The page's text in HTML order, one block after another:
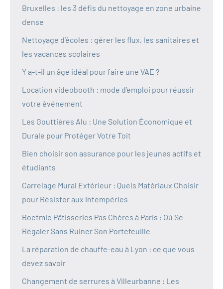
Bruxelles : les 3 défis du nettoyage en zone urbaine
dense
Nettoyage d’écoles : gérer les flux, les sanitaires et
les vacances scolaires
Y a-t-il un âge idéal pour faire une VAE ?
Location videobooth : mode d’emploi pour réussir
votre événement
Les Gouttières Alu : Une Solution Économique et
Durale pour Protéger Votre Toit
Bien choisir son assurance pour les jeunes actifs et
étudiants
Carrelage Mural Extérieur : Quels Matériaux Choisir
pour Résister aux Intempéries
Boetmie Pâtisseries Pas Chères à Paris : Où Se
Régaler Sans Ruiner Son Portefeuille
La réparation de chauffe-eau à Lyon : ce que vous
devez savoir
Changement de serrures à Villeurbanne : Les